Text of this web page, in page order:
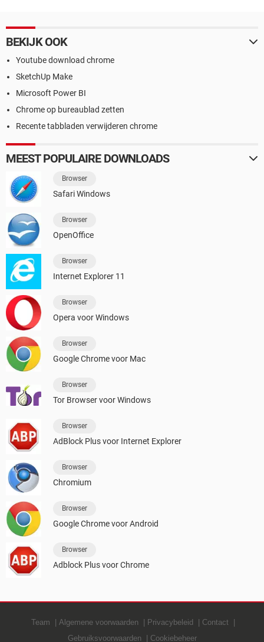
BEKIJK OOK
Youtube download chrome
SketchUp Make
Microsoft Power BI
Chrome op bureaublad zetten
Recente tabbladen verwijderen chrome
MEEST POPULAIRE DOWNLOADS
Browser
Safari Windows
Browser
OpenOffice
Browser
Internet Explorer 11
Browser
Opera voor Windows
Browser
Google Chrome voor Mac
Browser
Tor Browser voor Windows
Browser
AdBlock Plus voor Internet Explorer
Browser
Chromium
Browser
Google Chrome voor Android
Browser
Adblock Plus voor Chrome
Team Algemene voorwaarden Privacybeleid
Contact
Gebruiksvoorwaarden
Cookiebeheer